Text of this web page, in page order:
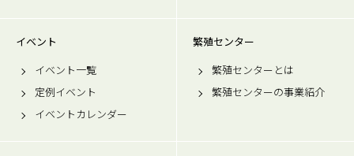
イベント
イベント一覧
定例イベント
イベントカレンダー
繁殖センター
繁殖センターとは
繁殖センターの事業紹介